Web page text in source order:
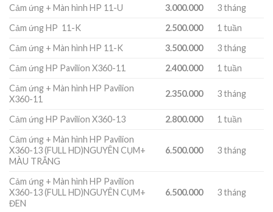
Cảm ứng + Màn hình HP 11-U
3.000.000
3 tháng
Cảm ứng HP 11-K
2.500.000
1 tuần
Cảm ứng + Màn hình HP 11-K
3.500.000
3 tháng
Cảm ứng HP Pavilion X360-11
2.400.000
1 tuần
Cảm ứng + Màn hình HP Pavilion
X360-11
2.350.000 3 tháng
Cảm ứng HP Pavilion X360-13 2.800.000
1 tuần
Cảm ứng + Màn hình HP Pavilion
X360-13 (FULL HD)NGUYÊN CỤM+
MÀU TRẮNG
6.500.000 3 tháng
Cảm ứng + Màn hình HP Pavilion
X360-13 (FULL HD)NGUYÊN CỤM+
ĐEN
6.500.000 3 tháng